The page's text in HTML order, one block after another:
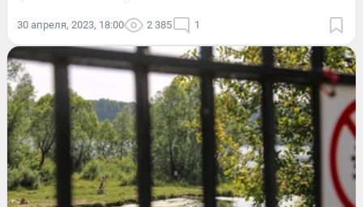
30 апреля, 2023, 18:00 2 385 1